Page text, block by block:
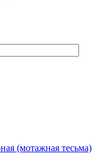
(мотажная тесьма)